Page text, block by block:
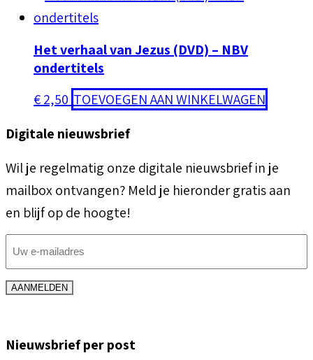
Het verhaal van Jezus (DVD) – NBV
ondertitels
€2,50 TOEVOEGEN AAN WINKELWAGEN
Digitale nieuwsbrief
Wil je regelmatig onze digitale nieuwsbrief in je
mailbox ontvangen? Meld je hieronder gratis aan
en blijf op de hoogte!
mailadres
AANMELDEN
Nieuwsbrief per post